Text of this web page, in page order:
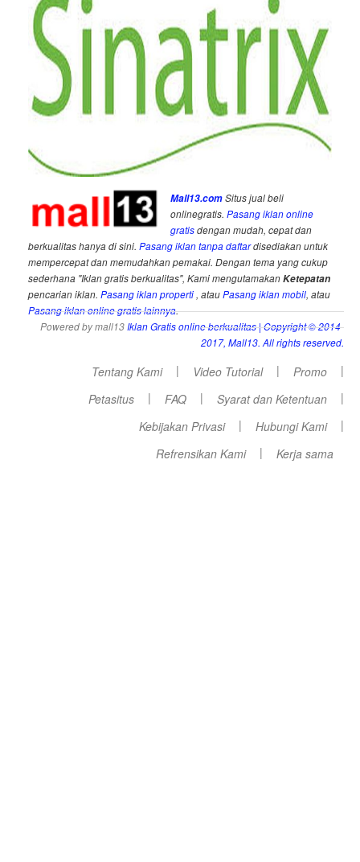
Mall13.comSitus jual beli
onlinegratis.Pasang iklan online
gratisdengan mudah, cepat dan
berkualitas hanya di sini. Pasang iklan tanpa daftardisediakan untuk
mempercepat dan memudahkan pemakai. Dengan tema yang cukup
sederhana "Iklan gratis berkualitas", Kami mengutamakanKetepatan
pencarian iklan. Pasang iklan properti , atauPasang iklan mobil, atau
Pasang iklan online gratis lainnya.
Powered by mall13Iklan Gratis online berkualitas| Copyright © 2014-
2017, Mall13. All rights reserved.
Tentang Kami | Video Tutorial | Promo
|
Petasitus
| FAQ | Syarat dan Ketentuan
|
Kebijakan Privasi
| Hubungi Kami
|
Refrensikan Kami
| Kerja sama